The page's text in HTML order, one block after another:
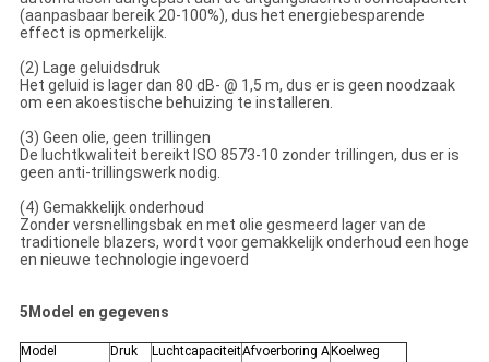
(aanpasbaar bereik 20-100%), dus het energiebesparende
effect is opmerkelijk.
(2) Lage geluidsdruk
Het geluid is lager dan 80 dB- @ 1,5 m, dus er is geen noodzaak
om een akoestische behuizing te installeren.
(3) Geen olie, geen trillingen
De luchtkwaliteit bereikt ISO 8573-10 zonder trillingen, dus er is
geen anti-trillingswerk nodig.
(4) Gemakkelijk onderhoud
Zonder versnellingsbak en met olie gesmeerd lager van de
traditionele blazers, wordt voor gemakkelijk onderhoud een hoge
en nieuwe technologie ingevoerd
5Model en gegevens
Model Druk LuchtcapaciteitAfvoerboring A Koelweg